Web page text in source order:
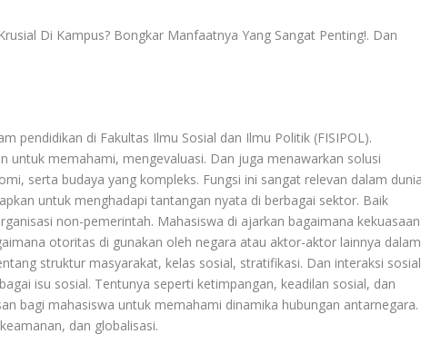
Di Kampus? Bongkar Manfaatnya Yang Sangat Penting!. Dan
pendidikan di Fakultas Ilmu Sosial dan Ilmu Politik (FISIPOL).
untuk memahami, mengevaluasi. Dan juga menawarkan solusi
serta budaya yang kompleks. Fungsi ini sangat relevan dalam dunia
untuk menghadapi tantangan nyata di berbagai sektor. Baik
non-pemerintah. Mahasiswa di ajarkan bagaimana kekuasaan
otoritas di gunakan oleh negara atau aktor-aktor lainnya dalam
struktur masyarakat, kelas sosial, stratifikasi. Dan interaksi sosial
isu sosial. Tentunya seperti ketimpangan, keadilan sosial, dan
bagi mahasiswa untuk memahami dinamika hubungan antarnegara.
dan globalisasi.